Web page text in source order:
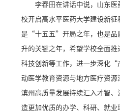
李春田在讲话中说，山东
校开启高水平医药大学建设新
是“十五五”开局之年，也是品
升的关键之年，希望学校全面推
科技创新等工作，进一步深化
动医学教育资源与地方医疗资
滨州高质量发展持续汇入才智、
造更加优质的办学、科研、就业